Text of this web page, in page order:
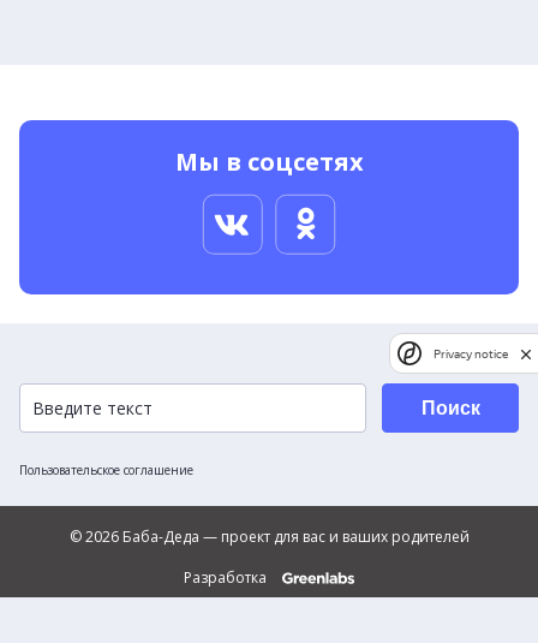
Мы в соцсетях
Пользовательское соглашение
Поиск
© 2026 Баба-Деда — проект для вас и ваших родителей
Разработка
Privacy notice